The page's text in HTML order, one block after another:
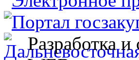
Разработка